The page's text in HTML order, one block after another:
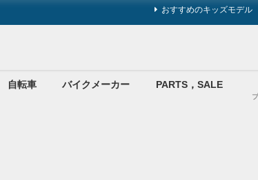
おすすめのキッズモデル
自転車 バイクメーカー PARTS，SALE